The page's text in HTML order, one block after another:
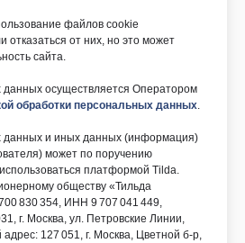
файлов cookie
отказаться от них, но это может
сайта.
осуществляется Оператором
обработки персональных данных.
данных и иных данных (информация)
может по поручению
платформой Tilda.
обществу «Тильда
830 354, ИНН 9 707 041 449,
г. Москва, ул. Петровские Линии,
127 051, г. Москва, Цветной б-р,